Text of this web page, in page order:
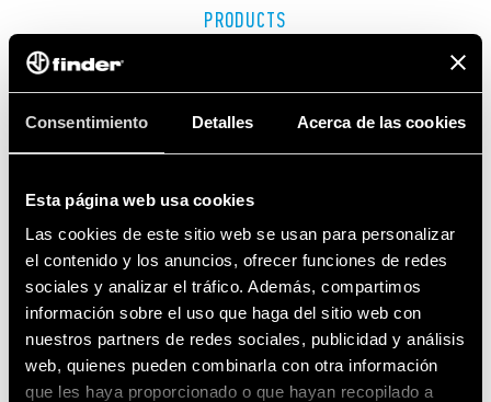
Consentimiento Detalles Acerca de las cookies
Esta página web usa cookies
Las cookies de este sitio web se usan para personalizar
el contenido y los anuncios, ofrecer funciones de redes
sociales y analizar el tráfico. Además, compartimos
información sobre el uso que haga del sitio web con
nuestros partners de redes sociales, publicidad y análisis
web, quienes pueden combinarla con otra información
que les haya proporcionado o que hayan recopilado a
PRODUCTS